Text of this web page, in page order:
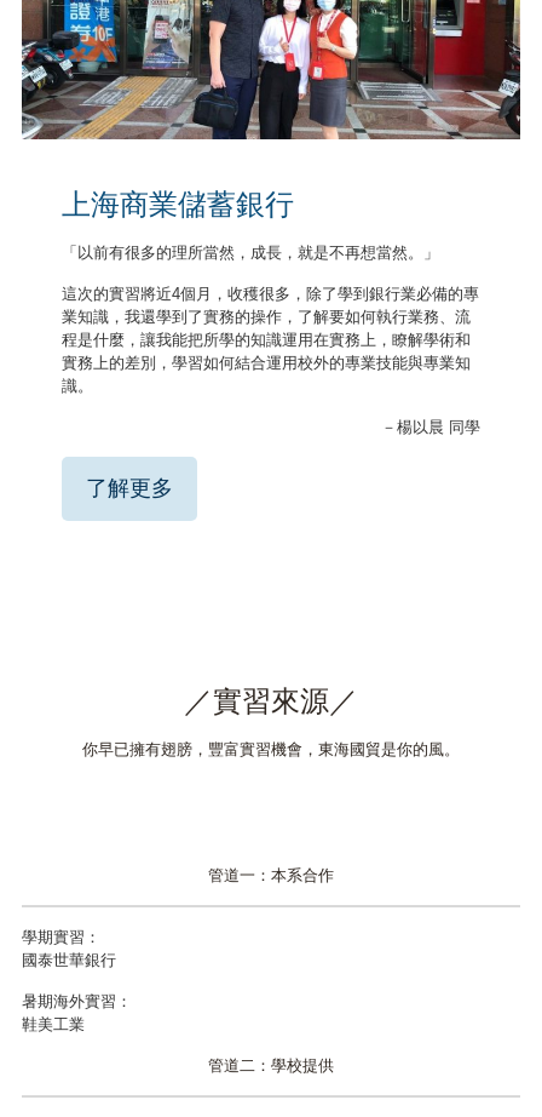
上海商業儲蓄銀行
「以前有很多的理所當然，成長，就是不再想當然。」
這次的實習將近4個月，收穫很多，除了學到銀行業必備的專
業知識，我還學到了實務的操作，了解要如何執行業務、流
程是什麼，讓我能把所學的知識運用在實務上，瞭解學術和
實務上的差別，學習如何結合運用校外的專業技能與專業知
識。
－楊以晨 同學
了解更多
／實習來源／
你早已擁有翅膀，豐富實習機會，東海國貿是你的風。
管道一： 本系合作
學期實習：
國泰世華銀行
暑期海外實習：
鞋美工業
管道二：學校提供